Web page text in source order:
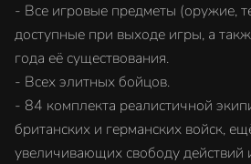
- Все игровые предметы (оружие,
доступные при выходе игры, а
года её существования.
- Всех элитных бойцов.
- 84 комплекта реалистичной
британских и германских войск,
увеличивающих свободу действий